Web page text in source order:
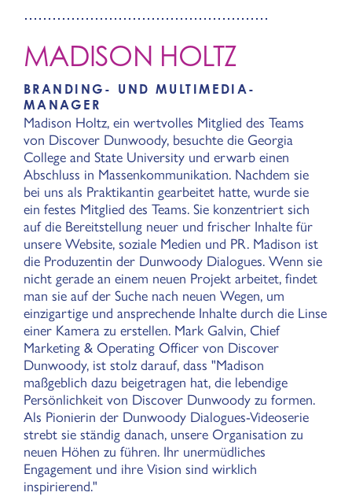
MADISON HOLTZ
BRANDING- UND MULTIMEDIA-
MANAGER
Madison Holtz, ein wertvolles Mitglied des Teams
von Discover Dunwoody, besuchte die Georgia
College and State University und erwarb einen
Abschluss in Massenkommunikation. Nachdem sie
bei uns als Praktikantin gearbeitet hatte, wurde sie
ein festes Mitglied des Teams. Sie konzentriert sich
auf die Bereitstellung neuer und frischer Inhalte für
unsere Website, soziale Medien und PR. Madison ist
die Produzentin der Dunwoody Dialogues. Wenn sie
nicht gerade an einem neuen Projekt arbeitet, findet
man sie auf der Suche nach neuen Wegen, um
einzigartige und ansprechende Inhalte durch die Linse
einer Kamera zu erstellen. Mark Galvin, Chief
Marketing & Operating Officer von Discover
Dunwoody, ist stolz darauf, dass "Madison
maßgeblich dazu beigetragen hat, die lebendige
Persönlichkeit von Discover Dunwoody zu formen.
Als Pionierin der Dunwoody Dialogues-Videoserie
strebt sie ständig danach, unsere Organisation zu
neuen Höhen zu führen. Ihr unermüdliches
Engagement und ihre Vision sind wirklich
inspirierend."